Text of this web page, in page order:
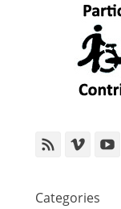
Feed Vimeo
Categories